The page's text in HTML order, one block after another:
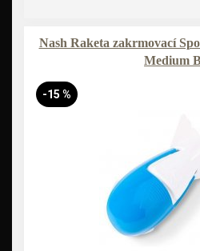
Nash Raketa zakrmovací
Medium
-15 %